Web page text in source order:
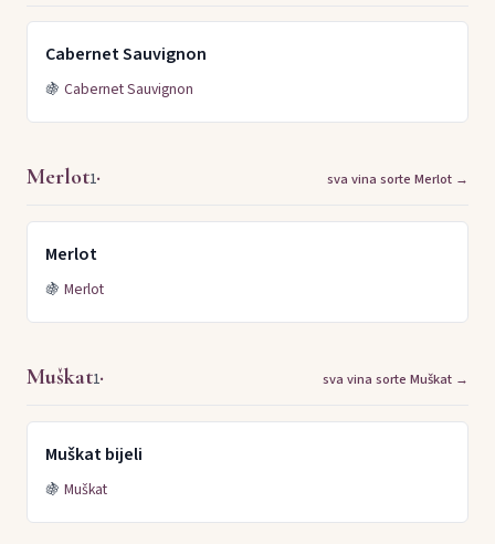
Cabernet Sauvignon
🍇 Cabernet Sauvignon
Merlot1· sva vina sorte Merlot →
Merlot
🍇 Merlot
Muškat1· sva vina sorte Muškat →
Muškat bijeli
🍇 Muškat